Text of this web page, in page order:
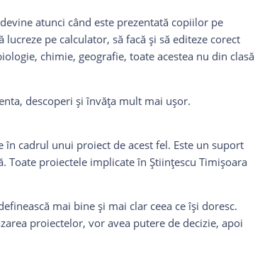
atunci când este prezentată copiilor pe
pe calculator, să facă şi să editeze corect
chimie, geografie, toate acestea nu din clasă
descoperi şi învăţa mult mai uşor.
cadrul unui proiect de acest fel. Este un suport
Toate proiectele implicate în Ştiinţescu Timişoara
mai bine şi mai clar ceea ce îşi doresc.
proiectelor, vor avea putere de decizie, apoi